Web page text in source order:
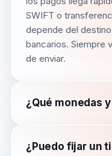
SWIFT o
depende del
bancarios. Siempre
de enviar.
¿Qué monedas
¿Puedo fijar un